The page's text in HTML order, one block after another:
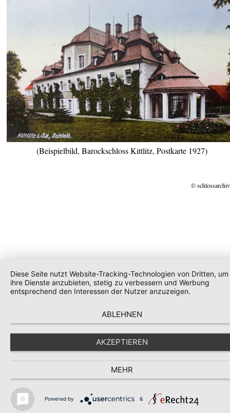
(Beispielbild, Barockschloss Kittlitz, Postkarte 1927)
©
Diese Seite nutzt Website-Tracking-Technologien von Dritten, um
ihre Dienste anzubieten, stetig zu verbessern und Werbung
entsprechend den Interessen der Nutzer anzuzeigen.
ABLEHNEN
AKZEPTIEREN
MEHR
Powered by &